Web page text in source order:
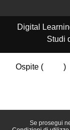
Se prosegui
Digital
Studi
Ospite (
)